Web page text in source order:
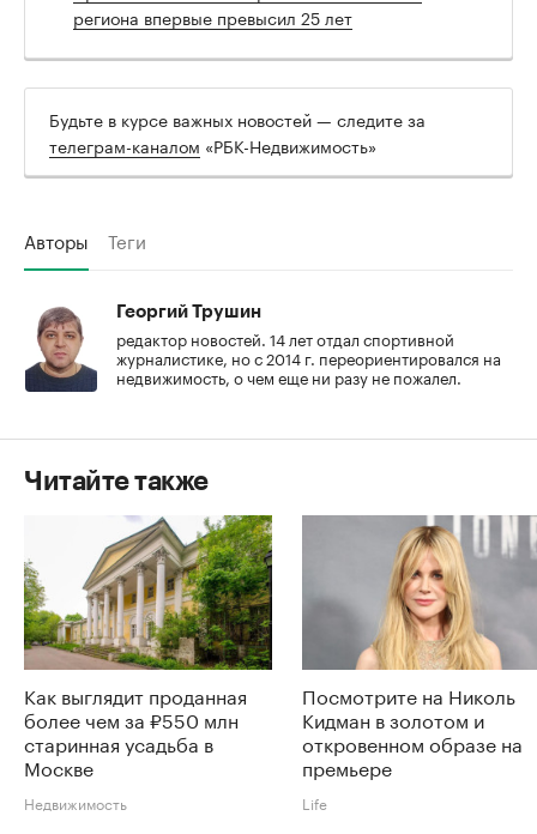
региона впервые превысил 25 лет
Будьте в курсе важных новостей — следите за
телеграм-каналом «РБК-Недвижимость»
Авторы Теги
Георгий Трушин
редактор новостей. 14 лет отдал спортивной
журналистике, но с 2014 г. переориентировался на
недвижимость, о чем еще ни разу не пожалел.
Читайте также
Как выглядит проданная
более чем за ₽550 млн
старинная усадьба в
Москве
Недвижимость
Посмотрите на Николь
Кидман в золотом и
откровенном образе на
премьере
Life